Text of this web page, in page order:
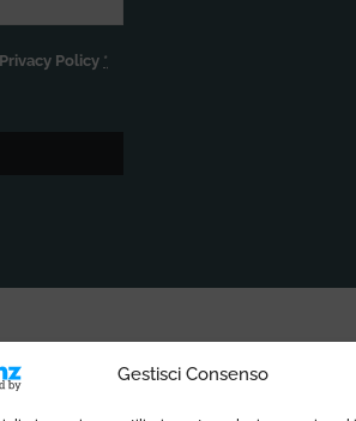
Gestisci Consenso
Privacy Policy *